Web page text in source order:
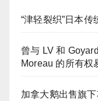
“津轻裂织”日本
曾与 LV 和
Moreau 的所有权
加拿大鹅出售旗